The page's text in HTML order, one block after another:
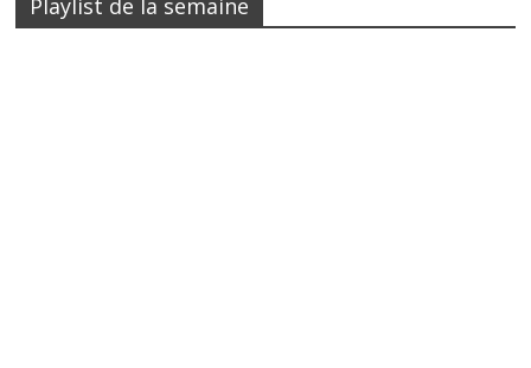
Playlist de la semaine